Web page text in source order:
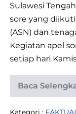
Sulawesi
sore yang
(ASN) dan
Kegiatan apel
setiap hari
Baca
Apel
Kategori :